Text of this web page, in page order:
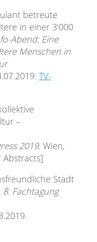
betreute
in einer 3‘000
Abend: Eine
Menschen in
TV-
–
2019. Wien,
Abstracts]
Stadt
8. Fachtagung